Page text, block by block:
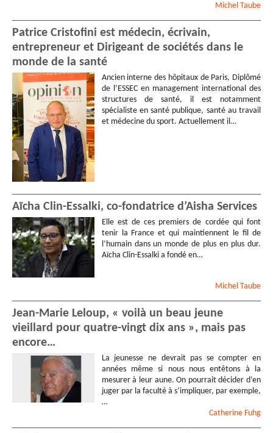
Michel Taube
Patrice Cristofini est médecin, écrivain,
entrepreneur et Dirigeant de sociétés dans le
monde de la santé
Ancien interne des hôpitaux de Paris, Diplômé
de l’ESSEC en management international des
structures de santé, il est notamment
spécialiste en santé publique, santé au travail
et médecine du sport. Actuellement il…
Aïcha Clin-Essalki, co-fondatrice d’Aisha Services
Elle est de ces premiers de cordée qui font
tenir la France et qui maintiennent le fil de
l’humain dans un monde de plus en plus dur.
Aïcha Clin-Essalki a fondé en…
Michel Taube
Jean-Marie Leloup, « voilà un beau jeune
vieillard pour quatre-vingt dix ans », mais pas
encore…
La jeunesse ne devrait pas se compter en
années même si nous nous entêtons à la
mesurer à leur aune. On pourrait décider d’en
juger par la faculté à s’impliquer, par exemple,
…
Catherine Fuhg